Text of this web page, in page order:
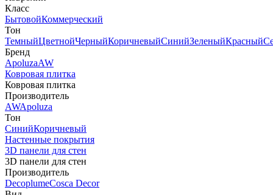
Класс
БытовойКоммерческий
Тон
ТемныйЦветнойЧерныйКоричневыйСинийЗеленыйКрасный
Бренд
ApoluzaAW
Ковровая плитка
Ковровая плитка
Производитель
AWApoluza
Тон
СинийКоричневый
Настенные покрытия
3D панели для стен
3D панели для стен
Производитель
DecoplumeCosca Decor